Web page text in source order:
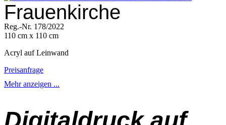
Frauenkirche
Reg.-Nr. 178/2022
110 cm x 110 cm
Acryl auf Leinwand
Preisanfrage
Mehr anzeigen ...